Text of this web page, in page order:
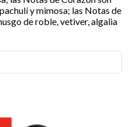
y mimosa; las Notas de
de roble, vetiver, algalia